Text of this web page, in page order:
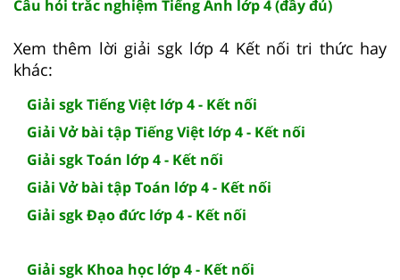
Câu hỏi trắc nghiệm Tiếng Anh lớp 4 (đầy đủ)
Xem thêm lời giải sgk lớp 4 Kết nối tri thức hay
khác:
Giải sgk Tiếng Việt lớp 4 - Kết nối
Giải Vở bài tập Tiếng Việt lớp 4 - Kết nối
Giải sgk Toán lớp 4 - Kết nối
Giải Vở bài tập Toán lớp 4 - Kết nối
Giải sgk Đạo đức lớp 4 - Kết nối
Giải sgk Khoa học lớp 4 - Kết nối